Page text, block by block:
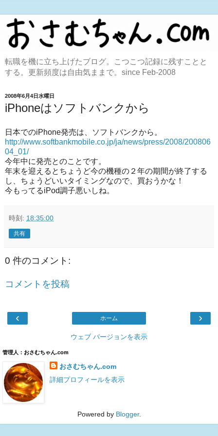
転職を機に立ち上げたブログ。こつこつ記録に残すことと
する。更新頻度は自由気ままで。since Feb-2008
2008年6月4日水曜日
iPhoneはソフトバンクから
日本でのiPhone発売は、ソフトバンクから。
http://www.softbankmobile.co.jp/ja/news/press/2008/200806
04_01/
今年中に発売とのことです。
年末を迎えるとちょうど今の機種の２年の期間が終了する
し、ちょうどいいタイミングなので、買おうかな！
今もってるiPod調子悪いしね。
時刻: 18:35:00
共有
0 件のコメント:
コメントを投稿
‹ ›
ホーム
ウェブ バージョンを表示
管理人：おさむちゃん.com
おさむちゃん.com
詳細プロフィールを表示
Powered by Blogger.